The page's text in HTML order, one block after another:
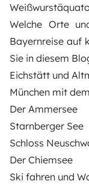
Welche Orte
Bayernreise auf
Sie in diesem
Eichstätt und
München mit
Der Ammersee
Starnberger See
Schloss
Der Chiemsee
Ski fahren und